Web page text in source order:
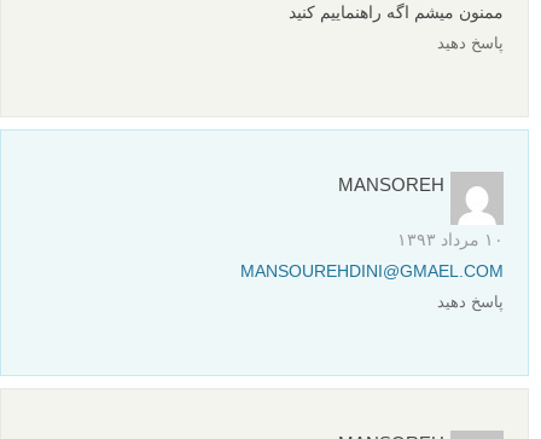
ممنون میشم اگه راهنماییم کنید
پاسخ دهید
MANSOREH
۱۰ مرداد ۱۳۹۳
MANSOUREHDINI@GMAEL.COM
پاسخ دهید